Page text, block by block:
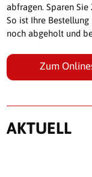
abfragen. Sparen
So ist Ihre
noch abgeholt und
Zum
AKTUELL